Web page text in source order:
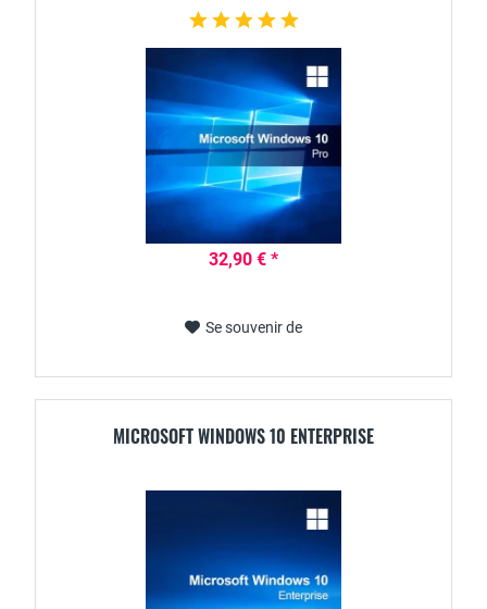
32,90 € *
Se souvenir de
MICROSOFT WINDOWS 10 ENTERPRISE